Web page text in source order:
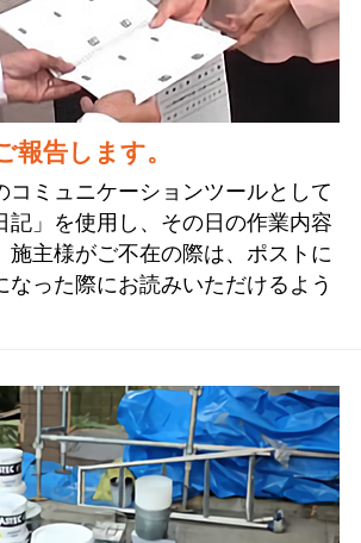
報告します。
コミュニケーションツールとして
記」を使用し、その日の作業内容
施主様がご不在の際は、ポストに
なった際にお読みいただけるよう